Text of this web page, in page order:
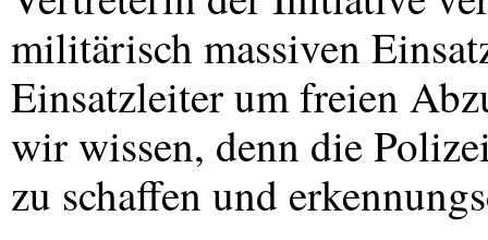
militärisch massiven
Einsatzleiter um freien
wir wissen, denn die
zu schaffen und